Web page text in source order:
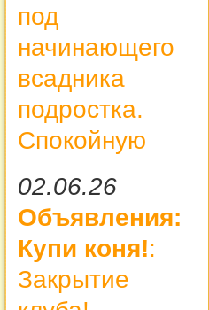
под
начинающего
всадника
подростка.
Спокойную
02.06.26
Объявления:
Купи коня!:
Закрытие